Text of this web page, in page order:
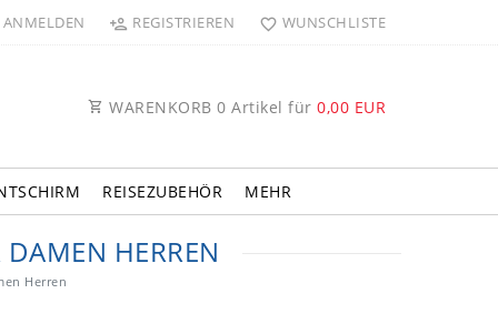
ANMELDEN REGISTRIEREN WUNSCHLISTE
WARENKORB 0 Artikel für 0,00 EUR
REISEZUBEHÖR MEHR
HERREN
Herren